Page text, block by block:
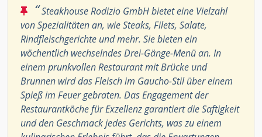
“Steakhouse Rodizio GmbH bietet eine Vielzahl
von Spezialitäten an, wie Steaks, Filets, Salate,
Rindfleischgerichte und mehr. Sie bieten ein
wöchentlich wechselndes Drei-Gänge-Menü an. In
einem prunkvollen Restaurant mit Brücke und
Brunnen wird das Fleisch im Gaucho-Stil über einem
Spieß im Feuer gebraten. Das Engagement der
Restaurantköche für Exzellenz garantiert die Saftigkeit
und den Geschmack jedes Gerichts, was zu einem